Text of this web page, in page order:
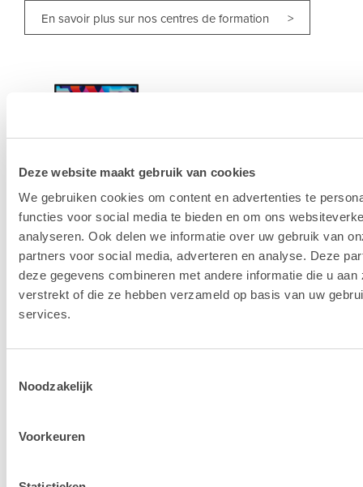
Deze website maakt gebruik van cookies
We gebruiken cookies om content en advertenties te
functies voor social media te bieden en om ons
analyseren. Ook delen we informatie over uw gebruik van
partners voor social media, adverteren en analyse. Deze
deze gegevens combineren met andere informatie die u aan
verstrekt of die ze hebben verzameld op basis van uw
services.
Noodzakelijk
Voorkeuren
En savoir plus sur nos centres de formation >
Mac